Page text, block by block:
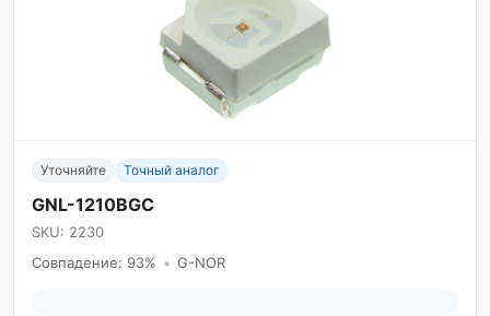
Уточняйте Точный аналог
GNL-1210BGC
SKU: 2230
Совпадение: 93% • G-NOR